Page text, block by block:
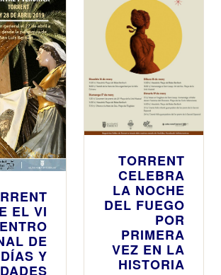
EL VI
DE
Y
TORRENT
CELEBRA
LA NOCHE
DEL FUEGO
POR
PRIMERA
VEZ EN LA
HISTORIA